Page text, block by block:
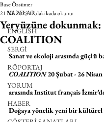
YAZILAR
ENGLISH
SERGİ
RÖPORTAJ
YORUM
HABER
Yeryüzüne dokunmak:
COALITION
Buse Özsümer
21 Nis 202512 dakikada okunur
Sanat ve ekoloji arasında güçlü
COALITION 20 Şubat - 26
arasında Institut français
Doğaya yönelik yeni bir